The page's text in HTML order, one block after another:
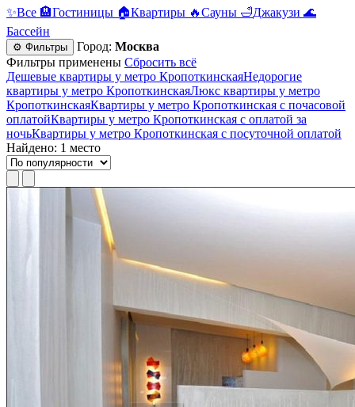
✨Все 🏨Гостиницы 🏠Квартиры 🔥Сауны 🛁Джакузи 🌊
Бассейн
⚙ Фильтры Город: Москва
Фильтры применены Сбросить всё
Дешевые квартиры у метро КропоткинскаяНедорогие
квартиры у метро КропоткинскаяЛюкс квартиры у метро
КропоткинскаяКвартиры у метро Кропоткинская c почасовой
оплатойКвартиры у метро Кропоткинская с оплатой за
ночьКвартиры у метро Кропоткинская c посуточной оплатой
Найдено: 1 место